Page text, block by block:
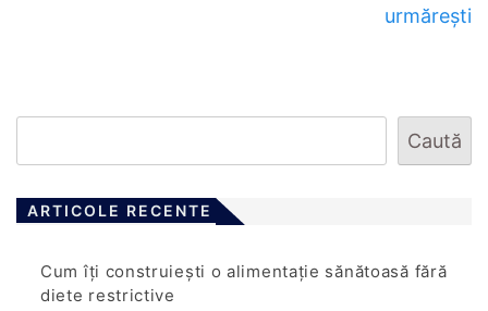
urmărești
Caută
ARTICOLE RECENTE
Cum îți construiești o alimentație sănătoasă fără
diete restrictive